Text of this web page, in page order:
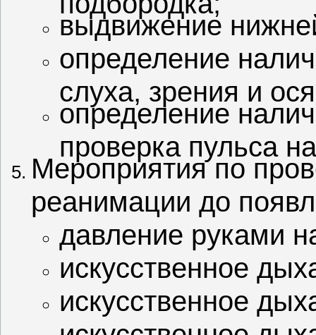
выдвижение
определение
слуха, зрения и
определение
проверка пульса
Мероприятия по
реанимации до
давление руками
искусственное
искусственное